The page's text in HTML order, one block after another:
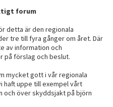
forum
detta är den regionala
tre till fyra gånger om året. Där
av information och
på förslag och beslut.
mycket gott i vår regionala
haft uppe till exempel vårt
över skyddsjakt på björn